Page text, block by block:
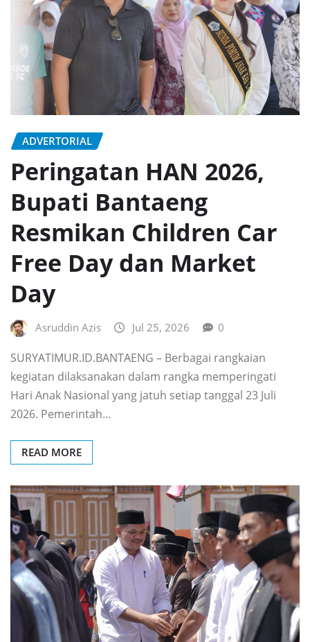
ADVERTORIAL
Peringatan HAN 2026,
Bupati Bantaeng
Resmikan Children Car
Free Day dan Market
Day
Asruddin Azis Jul 25, 2026 0
SURYATIMUR.ID.BANTAENG – Berbagai rangkaian
kegiatan dilaksanakan dalam rangka memperingati
Hari Anak Nasional yang jatuh setiap tanggal 23 Juli
2026. Pemerintah…
READ MORE